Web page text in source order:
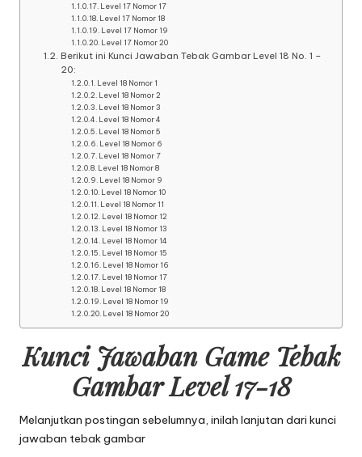
Level 17 Nomor 17
Level 17 Nomor 18
Level 17 Nomor 19
Level 17 Nomor 20
Berikut ini Kunci Jawaban Tebak Gambar Level 18 No. 1 –
20:
Level 18 Nomor 1
Level 18 Nomor 2
Level 18 Nomor 3
Level 18 Nomor 4
Level 18 Nomor 5
Level 18 Nomor 6
Level 18 Nomor 7
Level 18 Nomor 8
Level 18 Nomor 9
Level 18 Nomor 10
Level 18 Nomor 11
Level 18 Nomor 12
Level 18 Nomor 13
Level 18 Nomor 14
Level 18 Nomor 15
Level 18 Nomor 16
Level 18 Nomor 17
Level 18 Nomor 18
Level 18 Nomor 19
Level 18 Nomor 20
Kunci Jawaban Game Tebak
Gambar Level 17-18
Melanjutkan postingan sebelumnya, inilah lanjutan dari kunci
jawaban tebak gambar